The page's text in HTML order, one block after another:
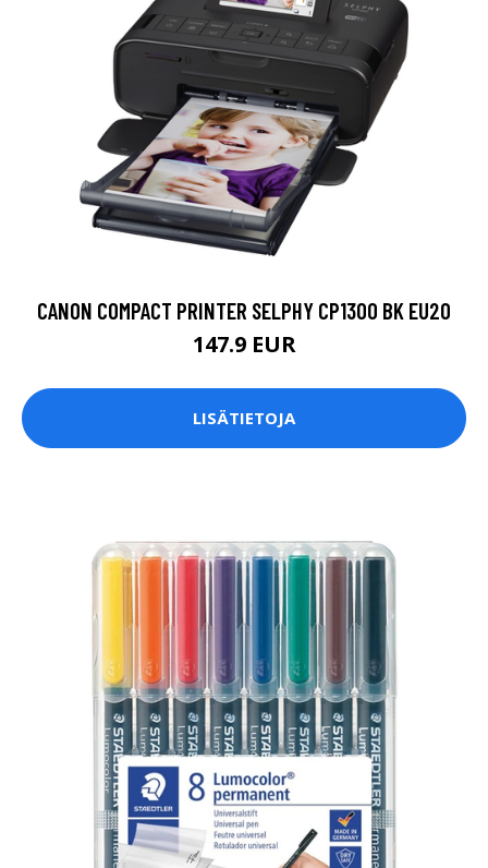
CANON COMPACT PRINTER SELPHY CP1300 BK EU20
147.9 EUR
LISÄTIETOJA